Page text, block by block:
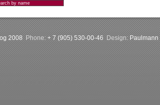
2008 Phone:+ 7 (905) 530-00-46 Design:Paulmann